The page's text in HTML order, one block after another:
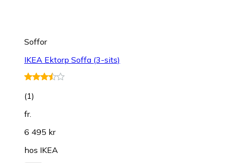
Soffor
IKEA Ektorp Soffa (3-sits)
(1)
fr.
6 495 kr
hos IKEA